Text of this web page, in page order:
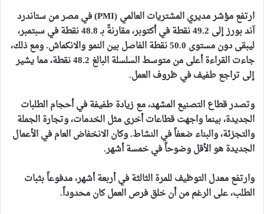
ارتفع مؤشر مديري المشتريات العالمي (
PMI) في مصر من ستاندرد
آند بورز إلى 49.2 نقطة
في أكتوبر، مقارنةً بـ 48.8 نقطة في سبتمبر،
ليبقى دون مستوى 50.0 نقطة الفاصل بين النمو والانكماش. ومع ذلك،
جاءت القراءة أعلى من متوسط السلسلة البالغ 48.2 نقطة، مما يشير
إلى تراجع طفيف في ظروف العمل.
وتصدر قطاع التصنيع المشهد، مع زيادة طفيفة في أحجام الطلبات
الجديدة، بينما واجهت قطاعات أخرى مثل الخدمات، وتجارة الجملة
والتجزئة، والبناء ضعفاً في النشاط. وكان الانخفاض العام في الأعمال
الجديدة هو الأقل وضوحاً في خمسة أشهر.
وارتفع معدل التوظيف للمرة الثالثة في أربعة أشهر، مدفوعاً بثبات
الطلب، على الرغم من أن خلق فرص العمل كان محدوداً.